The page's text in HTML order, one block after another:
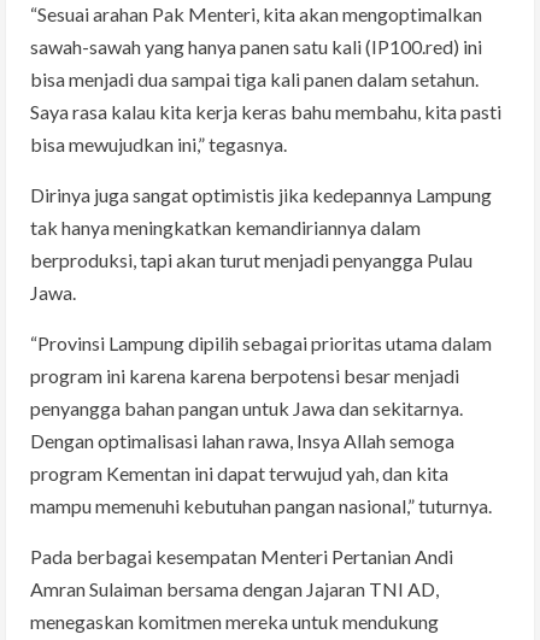
“Sesuai arahan Pak Menteri, kita akan mengoptimalkan
sawah-sawah yang hanya panen satu kali (IP100.red) ini
bisa menjadi dua sampai tiga kali panen dalam setahun.
Saya rasa kalau kita kerja keras bahu membahu, kita pasti
bisa mewujudkan ini,” tegasnya.
Dirinya juga sangat optimistis jika kedepannya Lampung
tak hanya meningkatkan kemandiriannya dalam
berproduksi, tapi akan turut menjadi penyangga Pulau
Jawa.
“Provinsi Lampung dipilih sebagai prioritas utama dalam
program ini karena karena berpotensi besar menjadi
penyangga bahan pangan untuk Jawa dan sekitarnya.
Dengan optimalisasi lahan rawa, Insya Allah semoga
program Kementan ini dapat terwujud yah, dan kita
mampu memenuhi kebutuhan pangan nasional,” tuturnya.
Pada berbagai kesempatan Menteri Pertanian Andi
Amran Sulaiman bersama dengan Jajaran TNI AD,
menegaskan komitmen mereka untuk mendukung